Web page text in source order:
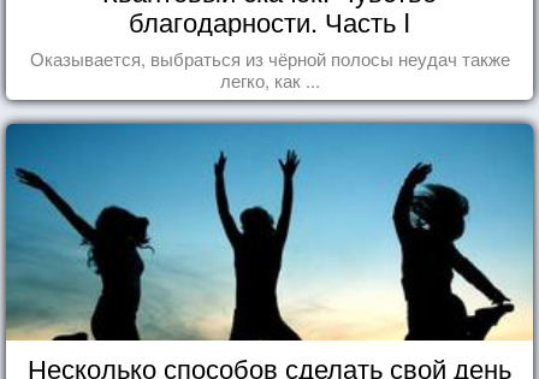
благодарности. Часть I
Оказывается, выбраться из чёрной полосы неудач также
легко, как ...
Несколько способов сделать свой день